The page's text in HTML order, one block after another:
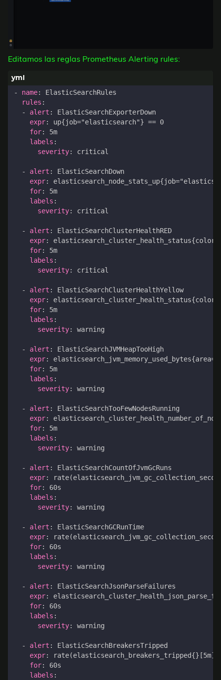
Editamos las reglas Prometheus Alerting rules:
- name:
ElasticSearchRules
rules :
- alert :
ElasticSearchExporterDown
expr:
up{job="elasticsearch"} == 0
for:
5m
labels :
severity: critical
- alert :
ElasticSearchDown
expr:
for:
5m
labels :
severity: critical
- alert :
ElasticSearchClusterHealthRED
expr:
for:
5m
labels :
severity: critical
- alert :
ElasticSearchClusterHealthYellow
expr:
for:
5m
labels :
severity: warning
- alert :
ElasticSearchJVMHeapTooHigh
expr:
for:
5m
labels :
severity: warning
- alert :
ElasticSearchTooFewNodesRunning
expr:
for:
5m
labels :
severity: warning
- alert :
ElasticSearchCountOfJvmGcRuns
expr:
for:
60s
labels :
severity: warning
- alert :
ElasticSearchGCRunTime
expr:
for:
60s
labels :
severity: warning
- alert :
ElasticSearchJsonParseFailures
expr:
for:
60s
labels :
severity: warning
- alert :
ElasticSearchBreakersTripped
expr:
for:
60s
labels :